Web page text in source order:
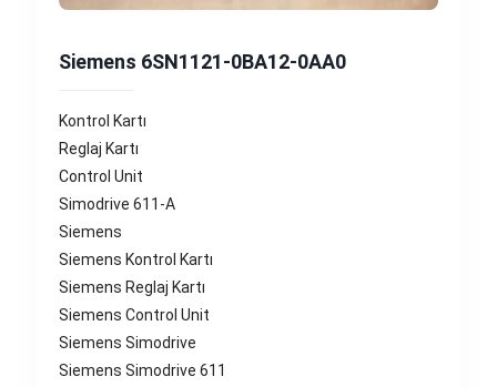
Siemens 6SN1121-0BA12-0AA0
Kontrol Kartı
Reglaj Kartı
Control Unit
Simodrive 611-A
Siemens
Siemens Kontrol Kartı
Siemens Reglaj Kartı
Siemens Control Unit
Siemens Simodrive
Siemens Simodrive 611